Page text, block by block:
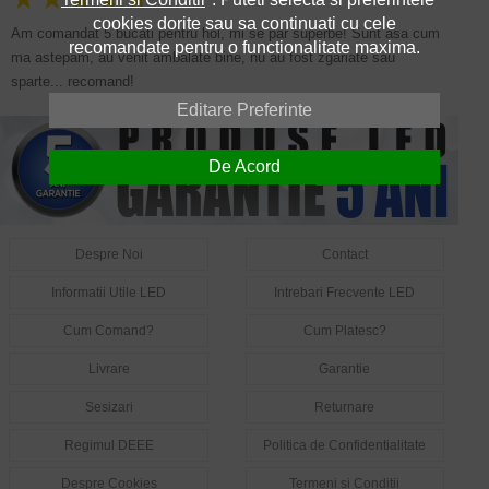
Am comandat 5 bucati pentru hol, mi se par superbe! Sunt asa cum
ma astepam, au venit ambalate bine, nu au fost zgariate sau
sparte... recomand!
Despre Noi Contact
Informatii Utile LED Intrebari Frecvente LED
Cum Comand? Cum Platesc?
Livrare Garantie
Sesizari Returnare
Regimul DEEE Politica de Confidentialitate
Despre Cookies Termeni si Conditii
cookies dorite sau sa continuati cu cele
recomandate pentru o functionalitate maxima.
Editare Preferinte
De Acord